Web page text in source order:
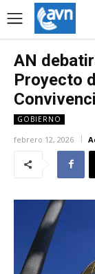
AN
Proyecto
GOBIERNO
febrero 12, 2026